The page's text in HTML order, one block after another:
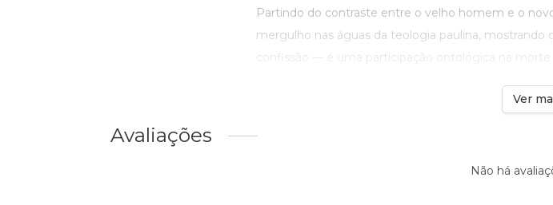
Partindo do contraste entre o velho homem e o
mergulho nas águas da teologia paulina,
confissão — é uma participação ontológica na morte
Ver
Avaliações
Não há